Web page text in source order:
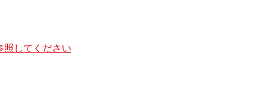
してください